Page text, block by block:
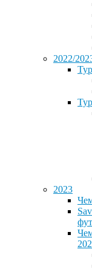
2022/
2023